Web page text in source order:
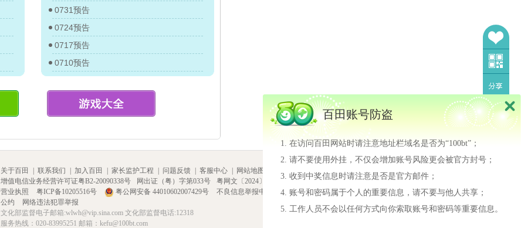
0731预告
0724预告
0717预告
0710预告
关于百田 联系我们 加入百田 家长监护工程 问题反馈 客服中心 网站地图
隐私政策
增值电信业务经营许可证粤B2-20090338号
网出证（粤）字第033号
粤网文〔2024〕2710-188号
营业执照
粤ICP备10205516号 粤公网安备 44010602007429号 不良信息举报中心
网络游戏行业防沉迷自律
公约
网络违法犯罪举报
文化部监督电子邮箱:wlwh@vip.sina.com 文化部监督电话:12318
服务热线：020-83995251 邮箱：kefu@100bt.com
百田账号防盗
在访问百田网站时请注意地址栏域名是否为“100bt”；
请不要使用外挂，不仅会增加账号风险更会被官方封号；
收到中奖信息时请注意是否是官方邮件；
账号和密码属于个人的重要信息，请不要与他人共享；
工作人员不会以任何方式向你索取账号和密码等重要信息。
我也要当设计师
我也要当设计师
么投稿设计师！！ 同时